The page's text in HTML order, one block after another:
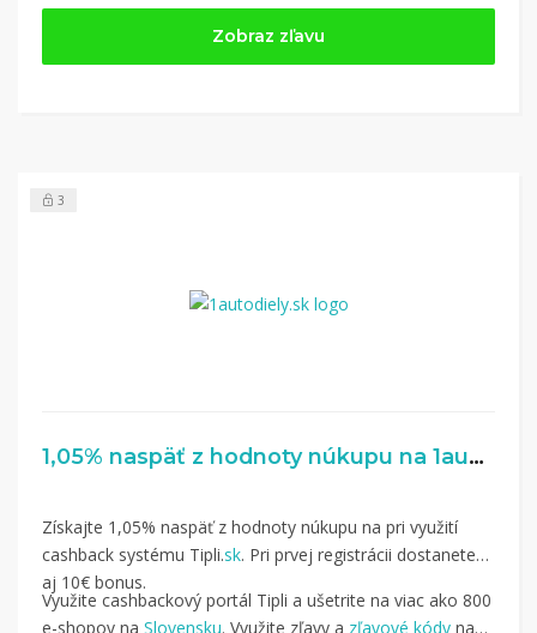
Jedlo, Móda,
Zobraz zľavu
3
1,05% naspäť z hodnoty núkupu na 1autodiely.sk
Získajte 1,05% naspäť z hodnoty núkupu na pri využití
cashback systému Tipli.sk. Pri prvej registrácii dostanete
aj 10€ bonus.
Využite cashbackový portál Tipli a ušetrite na viac ako 800
e-shopov na Slovensku. Využite zľavy a zľavové kódy na